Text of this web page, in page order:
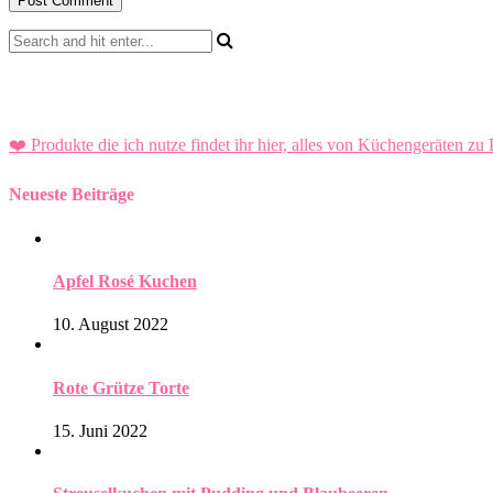
❤️ Produkte die ich nutze findet ihr hier, alles von Küchengeräten zu
Neueste Beiträge
Apfel Rosé Kuchen
10. August 2022
Rote Grütze Torte
15. Juni 2022